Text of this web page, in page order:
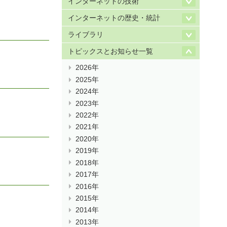
インターネットの歴史・統計
ライブラリ
トピックスとお知らせ一覧
2026年
2025年
2024年
2023年
2022年
2021年
2020年
2019年
2018年
2017年
2016年
2015年
2014年
2013年